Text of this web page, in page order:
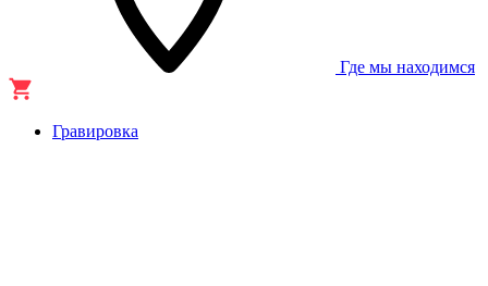
Где мы находимся
Гравировка